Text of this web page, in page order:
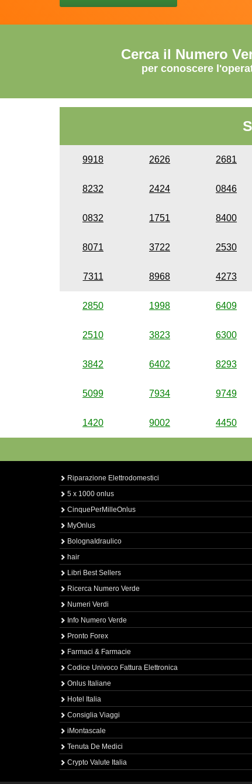
Cerca il Numero
per conoscere
9918 2626 2681
8232 2424 0846
0832 1751 8400
8071 3722 2530
7311 8968 4273
2850 1998 6409
2510 3823 6300
3842 6402 8293
5099 7934 9749
1420 9002 4450
Riparazione Elettrodomestici
5 x 1000 onlus
CinquePerMilleOnlus
MyOnlus
BolognaIdraulico
hair
Libri Best Sellers
Ricerca Numero Verde
Numeri Verdi
Info Numero Verde
Pronto Forex
Farmaci & Farmacie
Codice Univoco Fattura Elettronica
Onlus Italiane
Hotel Italia
Consiglia Viaggi
iMontascale
Tenuta De Medici
Crypto Valute Italia